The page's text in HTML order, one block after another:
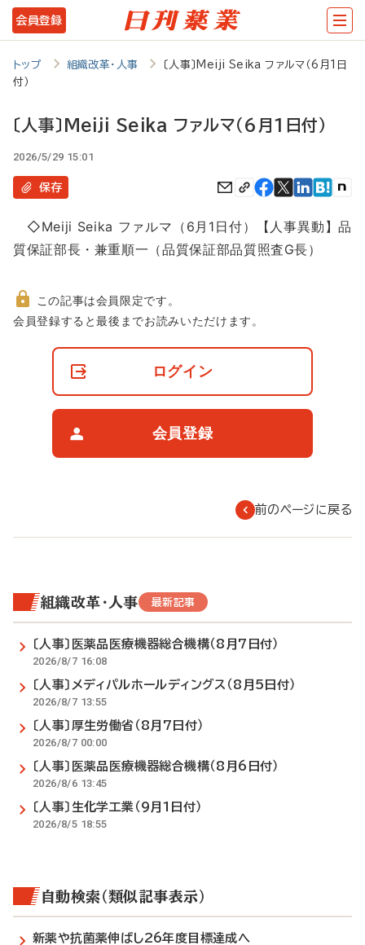
メ
イ
ツ
移
会員登録
トップ 組織改革・人事
〔人事〕Meiji Seika ファルマ（6月1日
付）
〔人事〕Meiji Seika ファルマ（6月1日付）
2026/5/29 15:01
保存
◇Meiji Seika ファルマ（6月1日付）【人事異動】品
質保証部長・兼重順一（品質保証部品質照査G長）
非
この記事は会員限定です。
会員登録すると最後までお読みいただけます。
ログイン
会員登録
前のページに戻る
組織改革・人事 最新記事
〔人事〕医薬品医療機器総合機構（8月7日付）
2026/8/7 16:08
〔人事〕メディパルホールディングス（8月5日付）
2026/8/7 13:55
〔人事〕厚生労働省（8月7日付）
2026/8/7 00:00
〔人事〕医薬品医療機器総合機構（8月6日付）
2026/8/6 13:45
〔人事〕生化学工業（9月1日付）
2026/8/5 18:55
自動検索（類似記事表示）
新薬や抗菌薬伸ばし26年度目標達成へ